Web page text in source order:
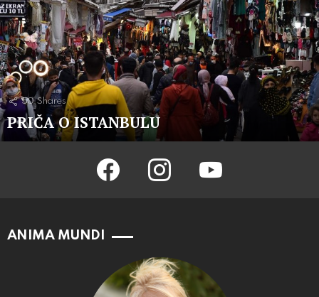
50 Shares
PRIČA O ISTANBULU
facebook instagram youtube
ANIMA MUNDI